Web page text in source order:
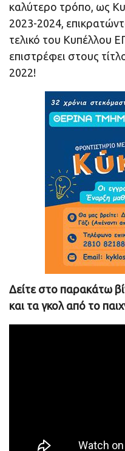
καλύτερο τρόπο, ως
2023-2024,
τελικό του Κυπέλλου
επιστρέφει στους
2022!
Δείτε στο παρακάτω
και τα γκολ από το